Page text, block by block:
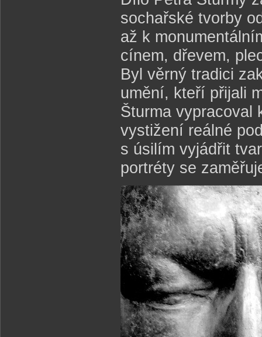
sochařské tvorby
až k
cínem, dřevem,
Byl věrný tradici
umění, kteří přijali
Šturma vypracoval
vystižení reálné
s úsilím vyjádřit
portréty se